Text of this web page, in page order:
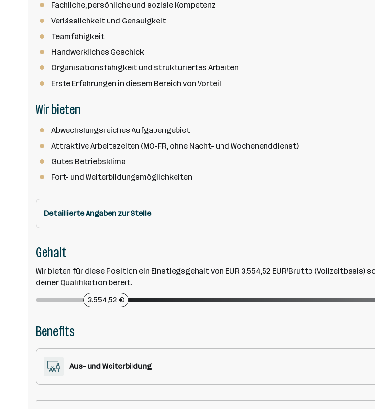
Fachliche, persönliche und soziale Kompetenz
Verlässlichkeit und Genauigkeit
Teamfähigkeit
Handwerkliches Geschick
Organisationsfähigkeit und strukturiertes Arbeiten
Erste Erfahrungen in diesem Bereich von Vorteil
Wir bieten
Abwechslungsreiches Aufgabengebiet
Attraktive Arbeitszeiten (MO-FR, ohne Nacht- und Wochenenddienst)
Gutes Betriebsklima
Fort- und Weiterbildungsmöglichkeiten
Detaillierte Angaben zur Stelle
Gehalt
Wir bieten für diese Position ein Einstiegsgehalt von EUR 3.554,52 EUR/Brutto (Vollzeitbasis)
deiner Qualifikation bereit.
3.554,52 €
Benefits
Aus- und Weiterbildung